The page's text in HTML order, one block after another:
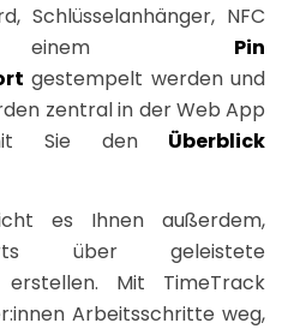
Schlüsselanhänger, NFC
einem Pin
gestempelt werden und
zentral in der Web App
Sie den Überblick
es Ihnen außerdem,
über geleistete
Mit TimeTrack
Arbeitsschritte weg,